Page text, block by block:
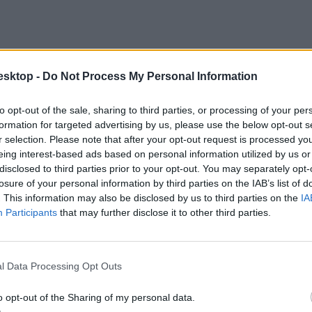
- Do Not Process My Personal Information
opt-out of the sale, sharing to third parties, or processing of your
for targeted advertising by us, please use the below opt-out
selection. Please note that after your opt-out request is processed
interest-based ads based on personal information utilized by us
to third parties prior to your opt-out. You may separately
of your personal information by third parties on the IAB’s list of
This information may also be disclosed by us to third parties on the
Participants that may further disclose it to other third parties.
Data Processing Opt Outs
opt-out of the Sharing of my personal data.
vele az érdeklődési irányaitokat, valamint a munkahellyel
lépésből álló foglalkozásválasztó tesztjétitt éritek el. Fontos, hogy